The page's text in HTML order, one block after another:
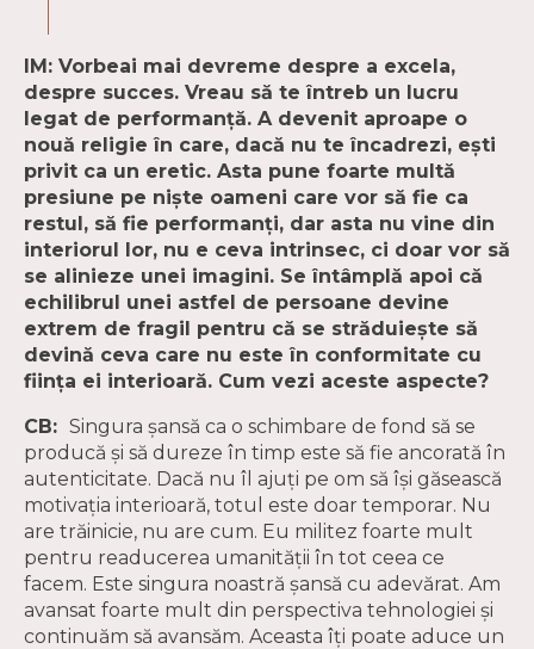
IM: Vorbeai mai devreme despre a excela,
despre succes. Vreau să te întreb un lucru
legat de performanță. A devenit aproape o
nouă religie în care, dacă nu te încadrezi, ești
privit ca un eretic. Asta pune foarte multă
presiune pe niște oameni care vor să fie ca
restul, să fie performanți, dar asta nu vine din
interiorul lor, nu e ceva intrinsec, ci doar vor să
se alinieze unei imagini. Se întâmplă apoi că
echilibrul unei astfel de persoane devine
extrem de fragil pentru că se străduiește să
devină ceva care nu este în conformitate cu
ființa ei interioară. Cum vezi aceste aspecte?
CB: Singura șansă ca o schimbare de fond să se
producă și să dureze în timp este să fie ancorată în
autenticitate. Dacă nu îl ajuți pe om să își găsească
motivația interioară, totul este doar temporar. Nu
are trăinicie, nu are cum. Eu militez foarte mult
pentru readucerea umanității în tot ceea ce
facem. Este singura noastră șansă cu adevărat. Am
avansat foarte mult din perspectiva tehnologiei și
continuăm să avansăm. Aceasta îți poate aduce un